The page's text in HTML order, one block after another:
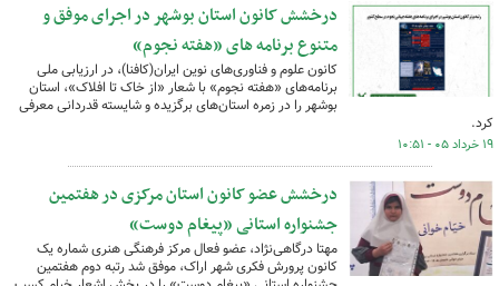
درخشش کانون استان بوشهر در اجرای موفق و
متنوع برنامه های «هفته نجوم»
کانون علوم و فناوری‌های نوین ایران(کافنا)، در ارزیابی ملی
برنامه‌های «هفته نجوم» با شعار «از خاک تا افلاک»، استان
بوشهر را در زمره استان‌های برگزیده و شایسته قدردانی معرفی
کرد.
۱۹ خرداد ۰۵ - ۱۰:۵۱
درخشش عضو کانون استان مرکزی در هفتمین
جشنواره استانی «پیغام دوست»
مهتا درگاهی‌نژاد، عضو فعال مرکز فرهنگی هنری شماره یک
کانون پرورش فکری شهر اراک، موفق شد رتبه دوم هفتمین